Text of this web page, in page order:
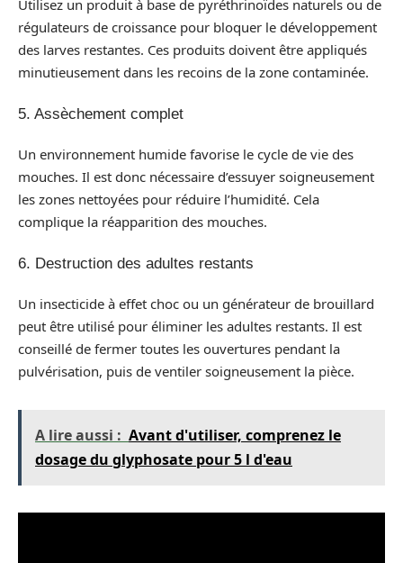
Utilisez un produit à base de pyréthrinoïdes naturels ou de
régulateurs de croissance pour bloquer le développement
des larves restantes. Ces produits doivent être appliqués
minutieusement dans les recoins de la zone contaminée.
5. Assèchement complet
Un environnement humide favorise le cycle de vie des
mouches. Il est donc nécessaire d’essuyer soigneusement
les zones nettoyées pour réduire l’humidité. Cela
complique la réapparition des mouches.
6. Destruction des adultes restants
Un insecticide à effet choc ou un générateur de brouillard
peut être utilisé pour éliminer les adultes restants. Il est
conseillé de fermer toutes les ouvertures pendant la
pulvérisation, puis de ventiler soigneusement la pièce.
A lire aussi : Avant d'utiliser, comprenez le
dosage du glyphosate pour 5 l d'eau